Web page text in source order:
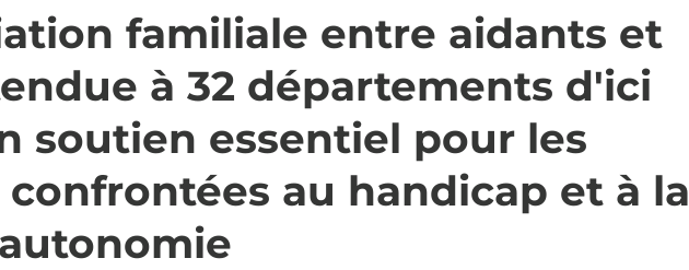
familiale entre aidants et
à 32 départements d'ici
soutien essentiel pour les
au handicap et à la